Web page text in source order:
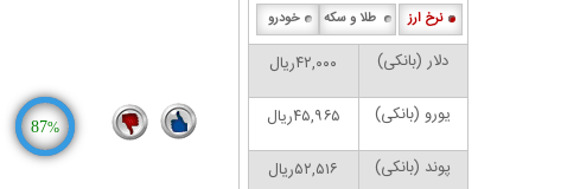
87%
نرخ ارز طلا و سکه خودرو
دلار (بانکی)
۴۲,۰۰۰ریال
یورو (بانکی)
۴۵,۹۶۵ریال
پوند (بانکی)
۵۲,۵۱۶ریال